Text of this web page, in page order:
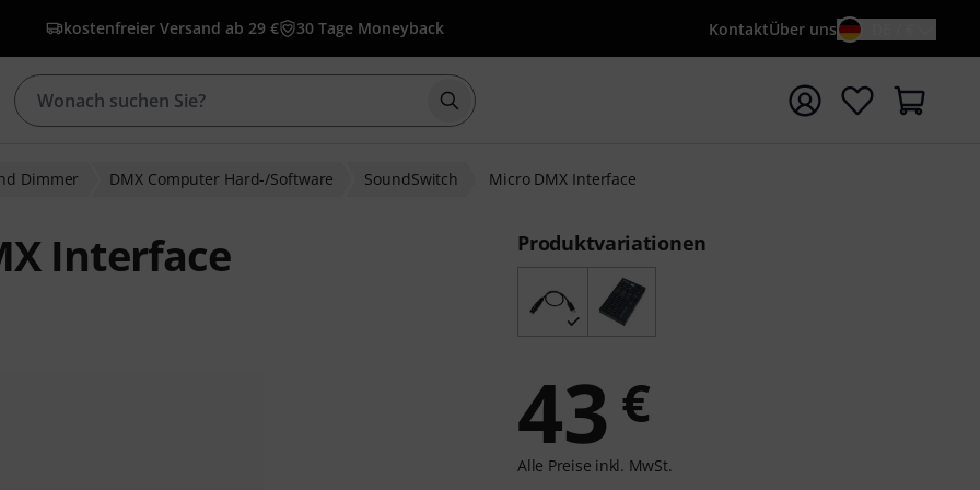
kostenfreier Versand ab 29 € 30 Tage Moneyback KontaktÜber uns
Suche mit Suchwort {searchTerm} starten
Dimmer DMX Computer Hard-/Software SoundSwitch Micro DMX Interface
Interface Produktvariationen
43 €
Alle Preise inkl. MwSt.